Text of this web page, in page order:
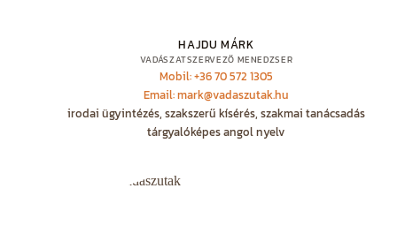
HAJDU MÁRK
VADÁSZATSZERVEZŐ MENEDZSER
Mobil: +36 70 572 1305
Email: mark@vadaszutak.hu
irodai ügyintézés, szakszerű kísérés, szakmai tanácsadás
tárgyalóképes angol nyelv